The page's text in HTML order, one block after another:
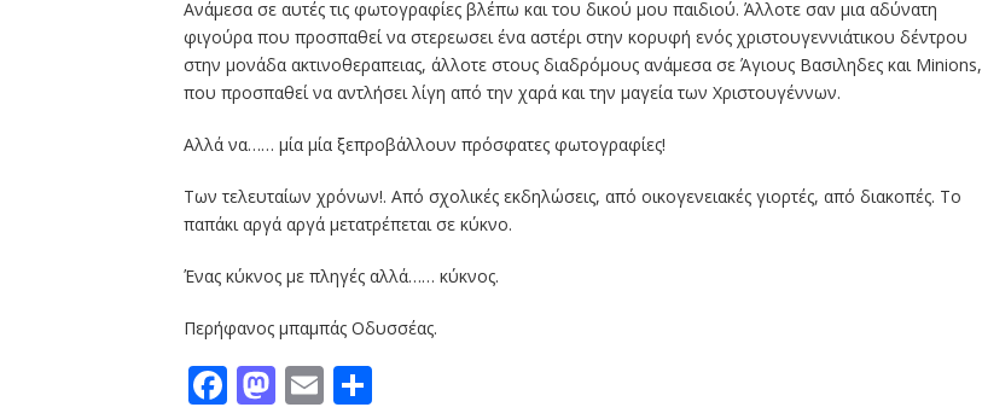
Ανάμεσα σε αυτές τις φωτογραφίες βλέπω και του δικού μου παιδιού. Άλλοτε σαν μια αδύνατη
φιγούρα που προσπαθεί να στερεωσει ένα αστέρι στην κορυφή ενός χριστουγεννιάτικου δέντρου
στην μονάδα ακτινοθεραπειας, άλλοτε στους διαδρόμους ανάμεσα σε Άγιους Βασιληδες και Minions,
που προσπαθεί να αντλήσει λίγη από την χαρά και την μαγεία των Χριστουγέννων.
Αλλά να…… μία μία ξεπροβάλλουν πρόσφατες φωτογραφίες!
Των τελευταίων χρόνων!. Από σχολικές εκδηλώσεις, από οικογενειακές γιορτές, από διακοπές. Το
παπάκι αργά αργά μετατρέπεται σε κύκνο.
Ένας κύκνος με πληγές αλλά…… κύκνος.
Περήφανος μπαμπάς Οδυσσέας.
Facebook
Mastodon
Email